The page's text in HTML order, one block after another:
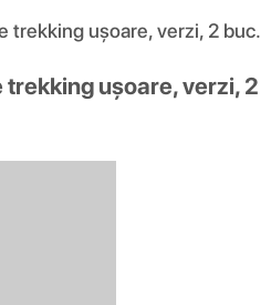
trekking ușoare, verzi, 2 buc.
trekking ușoare, verzi, 2